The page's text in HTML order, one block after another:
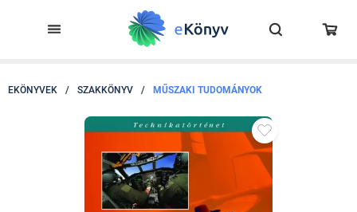
EKÖNYVEK / SZAKKÖNYV / MŰSZAKI TUDOMÁNYOK